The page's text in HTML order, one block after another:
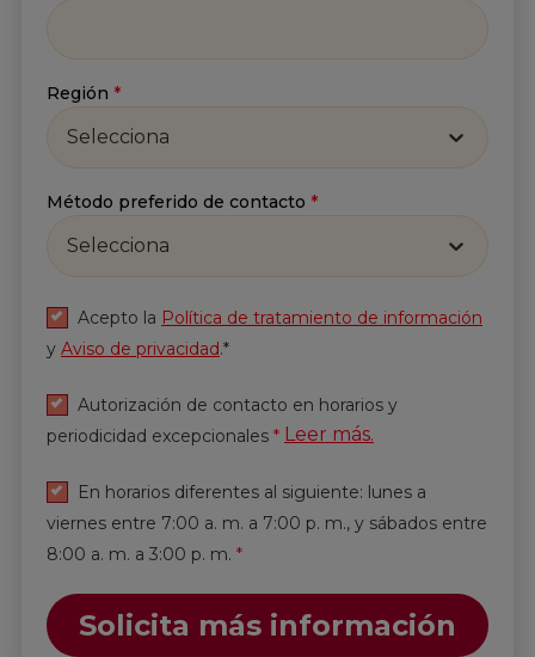
Enviar
Región *
Selecciona
Método preferido de contacto *
Selecciona
Acepto la Política de tratamiento de información
y Aviso de privacidad.*
Autorización de contacto en horarios y
periodicidad excepcionales * Leer más.
En horarios diferentes al siguiente: lunes a
viernes entre 7:00 a. m. a 7:00 p. m., y sábados entre
8:00 a. m. a 3:00 p. m. *
Solicita más información